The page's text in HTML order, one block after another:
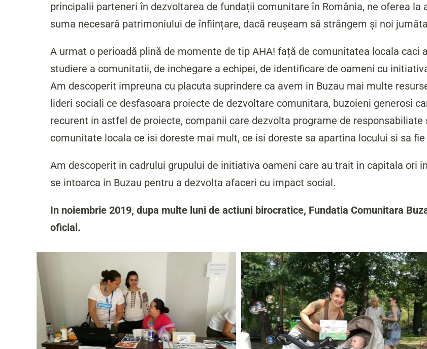
principalii parteneri în dezvoltarea de fundații comunitare în România, ne oferea
suma necesară patrimoniului de înființare, dacă reușeam să strângem și noi
A urmat o perioadă plină de momente de tip AHA! față de comunitatea locala caci
studiere a comunitatii, de inchegare a echipei, de identificare de oameni cu
Am descoperit impreuna cu placuta suprindere ca avem in Buzau mai multe
lideri sociali ce desfasoara proiecte de dezvoltare comunitara, buzoieni generosi
recurent in astfel de proiecte, companii care dezvolta programe de responsabiliate
comunitate locala ce isi doreste mai mult, ce isi doreste sa apartina locului si sa fie
Am descoperit in cadrului grupului de initiativa oameni care au trait in capitala ori
se intoarca in Buzau pentru a dezvolta afaceri cu impact social.
In noiembrie 2019, dupa multe luni de actiuni birocratice, Fundatia Comunitara
oficial.